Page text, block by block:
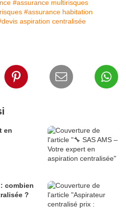
#assurance multirisques
#assurance habitation
aspiration centralisée
en
combien
?